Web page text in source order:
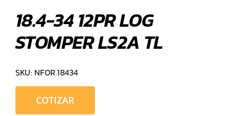
18.4-34 12PR LOG
STOMPER LS2A TL
SKU: NFOR.18434
COTIZAR